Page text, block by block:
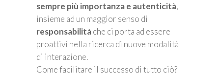
sempre più importanza e autenticità,
insieme ad un maggior senso di
responsabilitàche ci porta ad essere
proattivi nella ricerca di nuove modalità
di interazione.
Come facilitare il successo di tutto ciò?